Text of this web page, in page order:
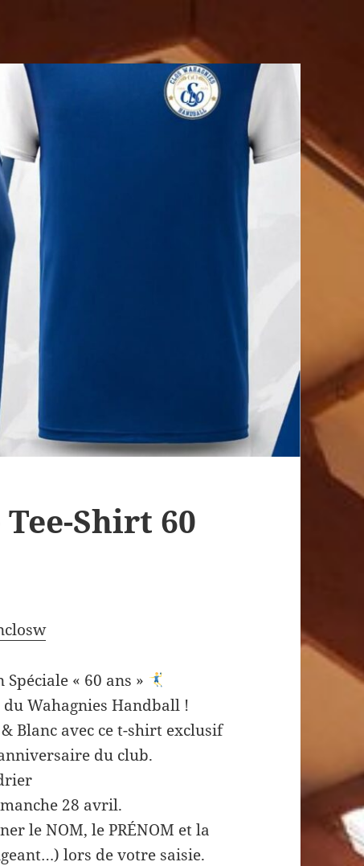
Shirt 60
« 60 ans »
du Wahagnies Handball !
Blanc avec ce t-shirt exclusif
du club.
28 avril.
le NOM, le PRÉNOM et la
lors de votre saisie.